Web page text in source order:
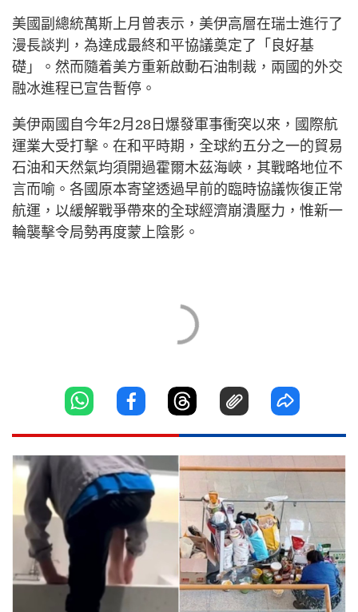
美國副總統萬斯上月曾表示，美伊高層在瑞士進行了
漫長談判，為達成最終和平協議奠定了「良好基
礎」。然而隨着美方重新啟動石油制裁，兩國的外交
融冰進程已宣告暫停。
美伊兩國自今年2月28日爆發軍事衝突以來，國際航
運業大受打擊。在和平時期，全球約五分之一的貿易
石油和天然氣均須開過霍爾木茲海峽，其戰略地位不
言而喻。各國原本寄望透過早前的臨時協議恢復正常
航運，以緩解戰爭帶來的全球經濟崩潰壓力，惟新一
輪襲擊令局勢再度蒙上陰影。